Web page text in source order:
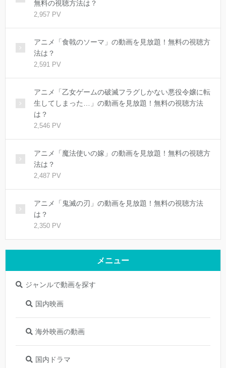
無料の視聴方法は？
2,957 PV
アニメ「食戟のソーマ」の動画を見放題！無料の視聴方
法は？
2,591 PV
アニメ「乙女ゲームの破滅フラグしかない悪役令嬢に転
生してしまった…」の動画を見放題！無料の視聴方法
は？
2,546 PV
アニメ「魔法使いの嫁」の動画を見放題！無料の視聴方
法は？
2,487 PV
アニメ「鬼滅の刃」の動画を見放題！無料の視聴方法
は？
2,350 PV
メニュー
ジャンルで動画を探す
国内映画
海外映画の動画
国内ドラマ